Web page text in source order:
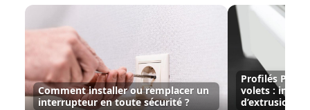
Comment installer ou remplacer un
interrupteur en toute sécurité ?
Profilés PVC
volets :
d’extrusion